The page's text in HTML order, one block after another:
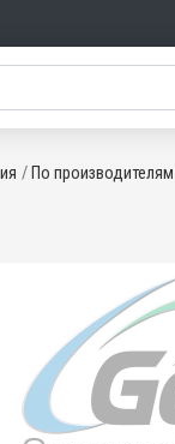
По производителям